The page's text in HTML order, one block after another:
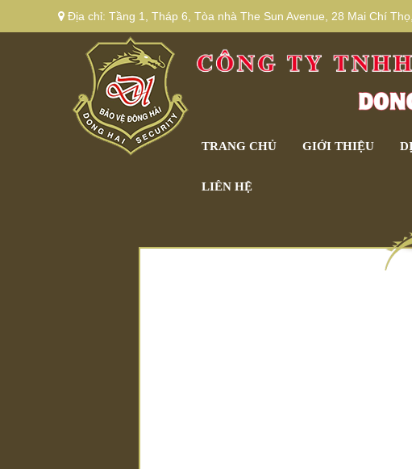
Địa chỉ: Tầng 1, Tháp 6, Tòa nhà The Sun Avenue, 28 Mai Chí
TRANG CHỦ GIỚI THIỆU
LIÊN HỆ